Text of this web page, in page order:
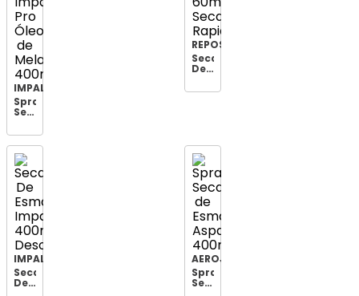
IMPALA
Spray
Secante
Esmalte
Impala
Pro
Óleo
de
Melaleuca
400ml
REPOS
Secante
De
Repos
IMPALA
Secante
De
AEROJET
Spray
Secante